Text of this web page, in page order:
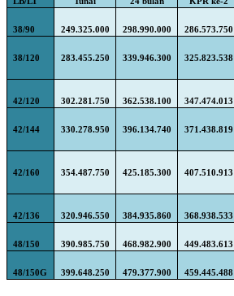
38/90 249.325.000 298.990.000 286.573.750
38/120 283.455.250 339.946.300 325.823.538
42/120 302.281.750 362.538.100 347.474.013
42/144 330.278.950 396.134.740 371.438.819
42/160 354.487.750 425.185.300 407.510.913
42/136 320.946.550 384.935.860 368.938.533
48/150 390.985.750 468.982.900 449.483.613
48/150G 399.648.250 479.377.900 459.445.488